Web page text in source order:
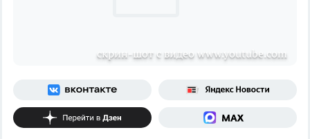
скрин-шот с видео www.youtube.com